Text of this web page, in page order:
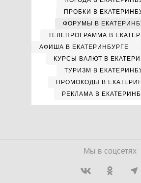
ПРОБКИ В
ФОРУМЫ В
ТЕЛЕПРОГРАММА В
АФИША В ЕКАТЕРИНБУРГЕ
КУРСЫ ВАЛЮТ В
ТУРИЗМ В
ПРОМОКОДЫ В
РЕКЛАМА В
Мы в соцсетях